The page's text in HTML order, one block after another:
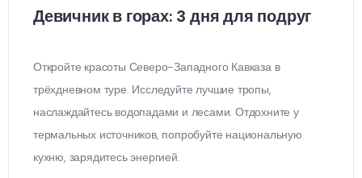
Девичник в горах: 3 дня для подруг
Откройте красоты Северо-Западного Кавказа в
трёхдневном туре. Исследуйте лучшие тропы,
наслаждайтесь водопадами и лесами. Отдохните у
термальных источников, попробуйте национальную
кухню, зарядитесь энергией.